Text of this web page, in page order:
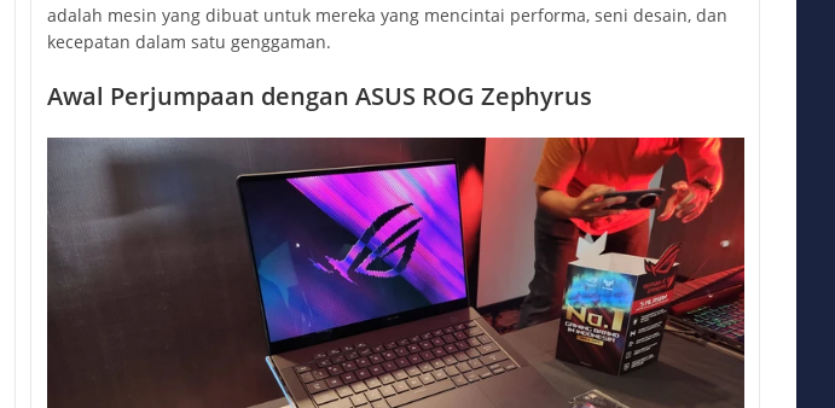
adalah mesin yang dibuat untuk mereka yang mencintai performa, seni desain, dan
kecepatan dalam satu genggaman.
Awal Perjumpaan dengan ASUS ROG Zephyrus